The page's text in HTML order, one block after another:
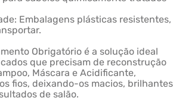
Embalagens plásticas resistentes,
Obrigatório é a solução ideal
que precisam de reconstrução
Máscara e Acidificante,
fios, deixando-os macios, brilhantes
de salão.